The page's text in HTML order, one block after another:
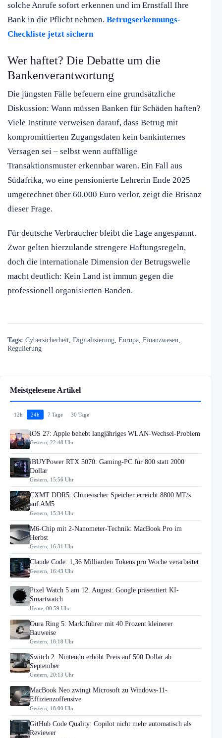
solche Anrufe sofort erkennen und im Ernstfall Ihre
Bank in die Pflicht nehmen. Betrugserkennungs-
Checkliste jetzt sichern
Wer haftet? Die Debatte um die
Bankenverantwortung
Die jüngsten Fälle befeuern eine grundsätzliche
Diskussion: Wann müssen Banken für Schäden haften?
Viele Institute verweisen darauf, dass Betrug mit
kompromittierten Zugangsdaten kein bankinternes
Versagen sei – selbst wenn auffällige
Transaktionsmuster erkennbar waren. Ein Fall aus
Südafrika, wo eine pensionierte Lehrerin Ende 2025
umgerechnet über 60.000 Euro verlor, zeigt die Brisanz
dieser Frage.
Für deutsche Verbraucher bleibt die Lage angespannt.
Zwar gelten hierzulande strengere Haftungsregeln,
doch die internationale Dimension der Betrugswelle
macht deutlich: Kein Land ist immun gegen die
professionell organisierten Banden.
Tags: Cybersicherheit Digitalisierung Europa Finanzwesen
Regulierung
Meistgelesene Artikel
12h 24h 7 Tage 30 Tage
iOS 27: Apple behebt langjähriges WLAN-Wechsel-Problem
Gestern, 22:48 Uhr
iBUYPower RTX 5070: Gaming-PC für 800 statt 2000
Dollar
Gestern, 15:56 Uhr
CXMT DDR5: Chinesischer Speicher erreicht 8800 MT/s
auf AM5
Gestern, 15:34 Uhr
M6-Chip mit 2-Nanometer-Technik: MacBook Pro im
Herbst
Gestern, 16:31 Uhr
Claude Code: 1,36 Milliarden Tokens pro Woche verarbeitet
Gestern, 16:43 Uhr
Pixel Watch 5 am 12. August: Google präsentiert KI-
Smartwatch
Heute, 00:59 Uhr
Oura Ring 5: Marktführer mit 40 Prozent kleinerer
Bauweise
Gestern, 18:18 Uhr
Switch 2: Nintendo erhöht Preis auf 500 Dollar ab
September
Gestern, 20:13 Uhr
MacBook Neo zwingt Microsoft zu Windows-11-
Effizienzoffensive
Gestern, 18:00 Uhr
GitHub Code Quality: Copilot nicht mehr automatisch als
Reviewer